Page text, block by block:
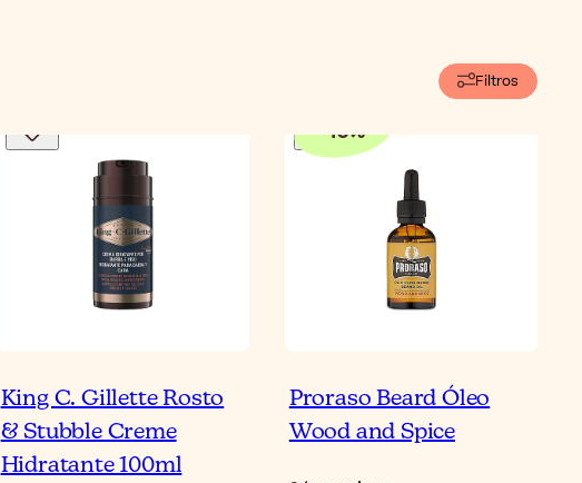
Filtros
King C. Gillette Rosto
& Stubble Creme
Hidratante 100ml
-10%
Proraso Beard Óleo
Wood and Spice